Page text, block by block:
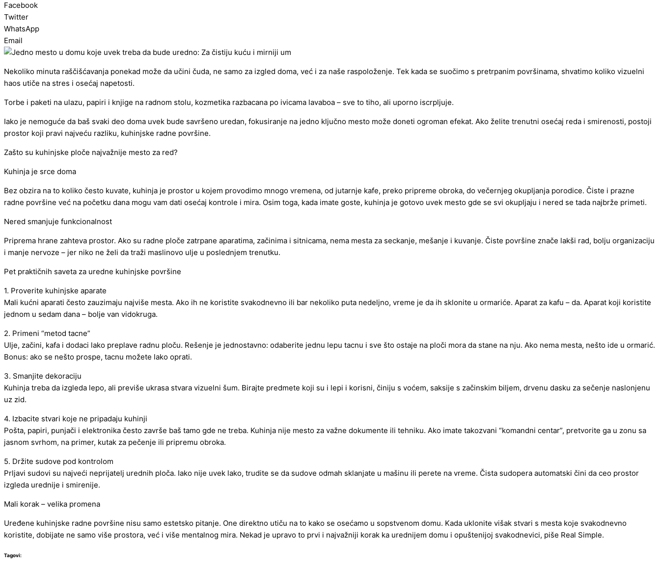
Facebook
Twitter
WhatsApp
Email
Nekoliko minuta raščišćavanja ponekad može da učini čuda, ne samo za izgled doma, već i za naše raspoloženje. Tek kada se suočimo s pretrpanim površinama, shvatimo koliko vizuelni
haos utiče na stres i osećaj napetosti.
Torbe i paketi na ulazu, papiri i knjige na radnom stolu, kozmetika razbacana po ivicama lavaboa – sve to tiho, ali uporno iscrpljuje.
Iako je nemoguće da baš svaki deo doma uvek bude savršeno uredan, fokusiranje na jedno ključno mesto može doneti ogroman efekat. Ako želite trenutni osećaj reda i smirenosti, postoji
prostor koji pravi najveću razliku, kuhinjske radne površine.
Zašto su kuhinjske ploče najvažnije mesto za red?
Kuhinja je srce doma
Bez obzira na to koliko često kuvate, kuhinja je prostor u kojem provodimo mnogo vremena, od jutarnje kafe, preko pripreme obroka, do večernjeg okupljanja porodice. Čiste i prazne
radne površine već na početku dana mogu vam dati osećaj kontrole i mira. Osim toga, kada imate goste, kuhinja je gotovo uvek mesto gde se svi okupljaju i nered se tada najbrže primeti.
Nered smanjuje funkcionalnost
Priprema hrane zahteva prostor. Ako su radne ploče zatrpane aparatima, začinima i sitnicama, nema mesta za seckanje, mešanje i kuvanje. Čiste površine znače lakši rad, bolju organizaciju
i manje nervoze – jer niko ne želi da traži maslinovo ulje u poslednjem trenutku.
Pet praktičnih saveta za uredne kuhinjske površine
1. Proverite kuhinjske aparate
Mali kućni aparati često zauzimaju najviše mesta. Ako ih ne koristite svakodnevno ili bar nekoliko puta nedeljno, vreme je da ih sklonite u ormariće. Aparat za kafu – da. Aparat koji koristite
jednom u sedam dana – bolje van vidokruga.
2. Primeni “metod tacne”
Ulje, začini, kafa i dodaci lako preplave radnu ploču. Rešenje je jednostavno: odaberite jednu lepu tacnu i sve što ostaje na ploči mora da stane na nju. Ako nema mesta, nešto ide u ormarić.
Bonus: ako se nešto prospe, tacnu možete lako oprati.
3. Smanjite dekoraciju
Kuhinja treba da izgleda lepo, ali previše ukrasa stvara vizuelni šum. Birajte predmete koji su i lepi i korisni, činiju s voćem, saksije s začinskim biljem, drvenu dasku za sečenje naslonjenu
uz zid.
4. Izbacite stvari koje ne pripadaju kuhinji
Pošta, papiri, punjači i elektronika često završe baš tamo gde ne treba. Kuhinja nije mesto za važne dokumente ili tehniku. Ako imate takozvani “komandni centar”, pretvorite ga u zonu sa
jasnom svrhom, na primer, kutak za pečenje ili pripremu obroka.
5. Držite sudove pod kontrolom
Prljavi sudovi su najveći neprijatelj urednih ploča. Iako nije uvek lako, trudite se da sudove odmah sklanjate u mašinu ili perete na vreme. Čista sudopera automatski čini da ceo prostor
izgleda urednije i smirenije.
Mali korak – velika promena
Uređene kuhinjske radne površine nisu samo estetsko pitanje. One direktno utiču na to kako se osećamo u sopstvenom domu. Kada uklonite višak stvari s mesta koje svakodnevno
koristite, dobijate ne samo više prostora, već i više mentalnog mira. Nekad je upravo to prvi i najvažniji korak ka urednijem domu i opuštenijoj svakodnevici, piše Real Simple.
Tagovi: